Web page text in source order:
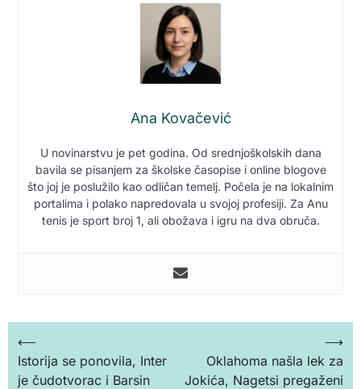
Ana Kovačević
U novinarstvu je pet godina. Od srednjoškolskih dana
bavila se pisanjem za školske časopise i online blogove
što joj je poslužilo kao odličan temelj. Počela je na lokalnim
portalima i polako napredovala u svojoj profesiji. Za Anu
tenis je sport broj 1, ali obožava i igru na dva obruča.
Кретање
чланка
⟵
Istorija se ponovila, Inter
je čudotvorac i Barsin
Oklahoma našla lek za
Jokića, Nagetsi pregaženi
⟶